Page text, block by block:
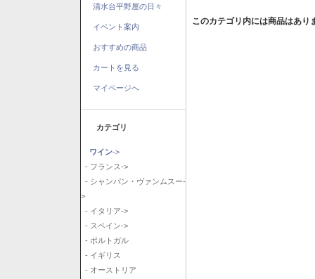
清水台平野屋の日々
イベント案内
おすすめの商品
カートを見る
マイページへ
カテゴリ
ワイン->
- フランス->
- シャンパン・ヴァンムスー-
>
- イタリア->
- スペイン->
- ポルトガル
- イギリス
- オーストリア
このカテゴリ内には商品はあり